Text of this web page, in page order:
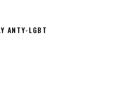
ANTY-LGBT